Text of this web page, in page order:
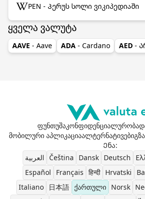
PEN - Პერუს სოლი ვიკიპედიაში
ყველა ვალუტა
AAVE - Aave ADA - Cardano AED -
ფუნთუშაკონფიდენციალურობა
მობილური აპლიკაციაალტერნატივები
Ენა:
العربية
Čeština Dansk Deutsch
Español
Français हिन्दी Hrvatski
Italiano
日本語 ქართული Norsk